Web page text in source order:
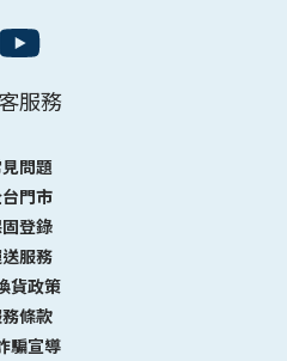
服務
問題
門市
登錄
服務
貨政策
條款
騙宣導